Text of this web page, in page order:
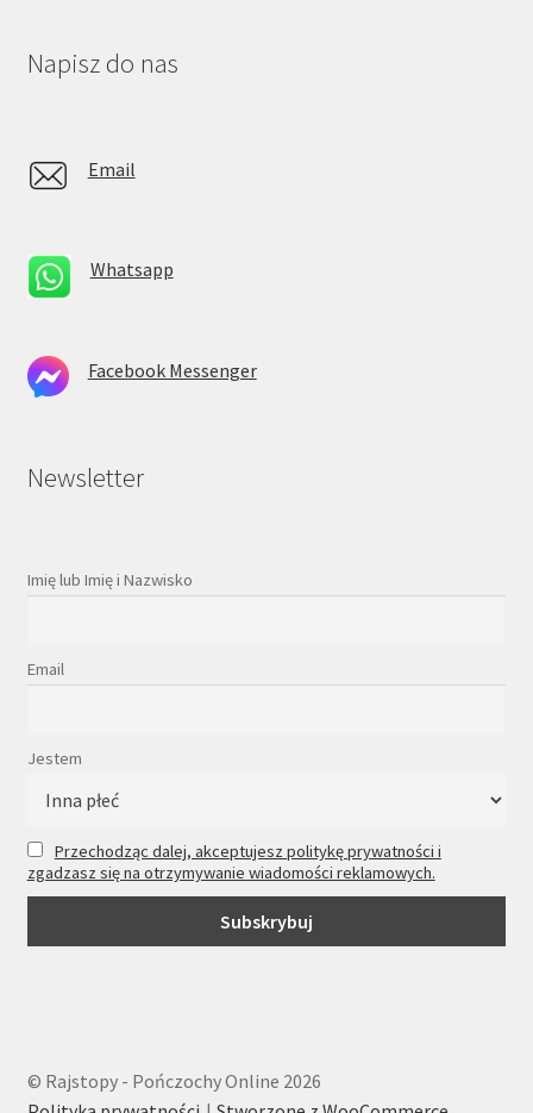
Napisz do nas
Email
Whatsapp
Facebook Messenger
Newsletter
Imię lub Imię i Nazwisko
Email
Jestem
Przechodząc dalej, akceptujesz politykę prywatności i
zgadzasz się na otrzymywanie wiadomości reklamowych.
© Rajstopy - Pończochy Online 2026